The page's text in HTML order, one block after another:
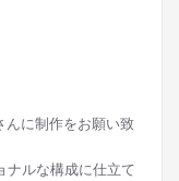
んに制作をお願い致
ナルな構成に仕立て